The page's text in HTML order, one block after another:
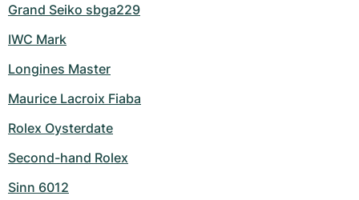
Grand Seiko sbga229
IWC Mark
Longines Master
Maurice Lacroix Fiaba
Rolex Oysterdate
Second-hand Rolex
Sinn 6012